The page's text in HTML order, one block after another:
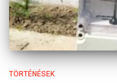
TÖRTÉNÉSEK